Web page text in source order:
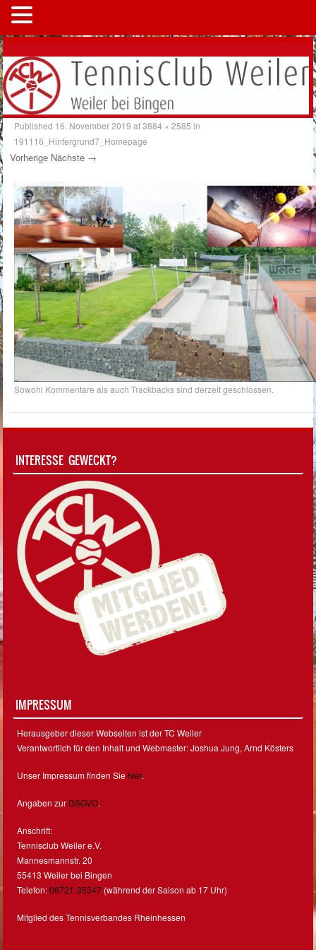
Published 16. November 2019 at3884 × 2585 in
191116_Hintergrund7_Homepage
Vorherige Nächste →
Sowohl Kommentare als auch Trackbacks sind derzeit geschlossen.
INTERESSE GEWECKT?
IMPRESSUM
Herausgeber dieser Webseiten ist der TC Weiler
Verantwortlich für den Inhalt und Webmaster: Joshua Jung, Arnd Kösters
Unser Impressum finden Siehier.
Angaben zur DSGVO.
Anschrift:
Tennisclub Weiler e.V.
Mannesmannstr. 20
55413 Weiler bei Bingen
Telefon:06721-35347 (während der Saison ab 17 Uhr)
Mitglied des Tennisverbandes Rheinhessen